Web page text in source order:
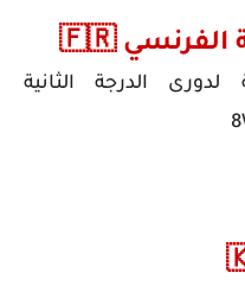
لدورى الدرجة الثانية